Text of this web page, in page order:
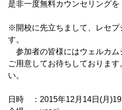
是非一度無料カウンセリングを
※開校に先立ちまして、レセプ
す。
参加者の皆様にはウェルカム
ご用意してお待ちしておりま
い。
日時 ：2015年12月14日(月